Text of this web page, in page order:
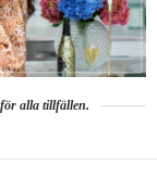
alla tillfällen.